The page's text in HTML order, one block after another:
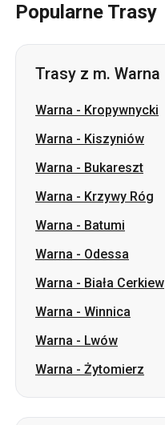
Popularne Trasy
Trasy z m. Warna
Warna - Kropywnycki
Warna - Kiszyniów
Warna - Bukareszt
Warna - Krzywy Róg
Warna - Batumi
Warna - Odessa
Warna - Biała Cerkiew
Warna - Winnica
Warna - Lwów
Warna - Żytomierz